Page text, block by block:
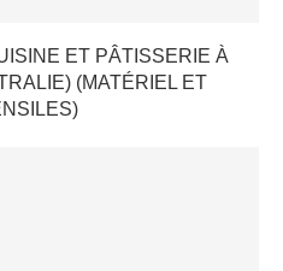
ET PÂTISSERIE À
(MATÉRIEL ET